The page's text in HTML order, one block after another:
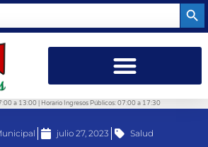
a 13:00 | Horario Ingresos Públicos: 07:00 a 17:30
julio 27, 2023 Salud